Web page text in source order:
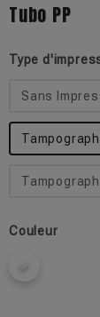
Tubo PP
Type
Sans
Couleur